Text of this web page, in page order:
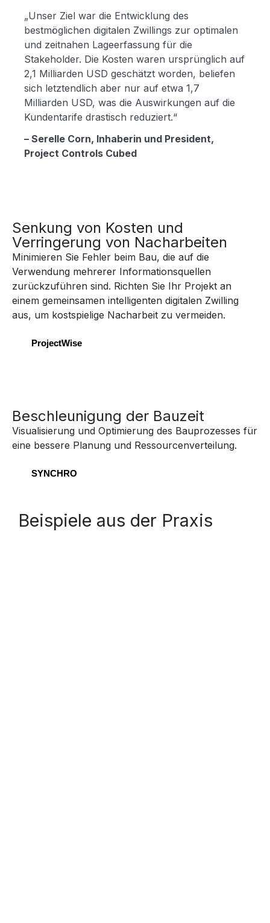
„Unser Ziel war die Entwicklung des
bestmöglichen digitalen Zwillings zur optimalen
und zeitnahen Lageerfassung für die
Stakeholder. Die Kosten waren ursprünglich auf
2,1 Milliarden USD geschätzt worden, beliefen
sich letztendlich aber nur auf etwa 1,7
Milliarden USD, was die Auswirkungen auf die
Kundentarife drastisch reduziert.“
– Serelle Corn, Inhaberin und President,
Project Controls Cubed
Senkung von Kosten und
Verringerung von Nacharbeiten
Minimieren Sie Fehler beim Bau, die auf die
Verwendung mehrerer Informationsquellen
zurückzuführen sind. Richten Sie Ihr Projekt an
einem gemeinsamen intelligenten digitalen Zwilling
aus, um kostspielige Nacharbeit zu vermeiden.
ProjectWise
Beschleunigung der Bauzeit
Visualisierung und Optimierung des Bauprozesses für
eine bessere Planung und Ressourcenverteilung.
SYNCHRO
Beispiele aus der Praxis